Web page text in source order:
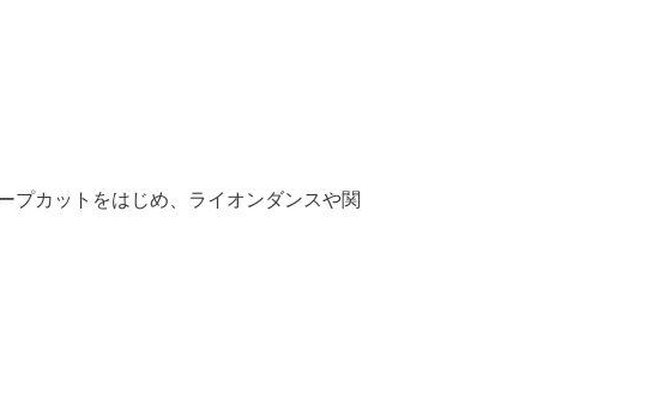
プカットをはじめ、ライオンダンスや関